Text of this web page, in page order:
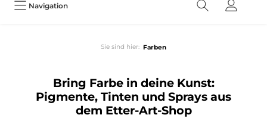
Navigation
Sie sind hier: Farben
Bring Farbe in deine Kunst:
Pigmente, Tinten und Sprays aus
dem Etter-Art-Shop